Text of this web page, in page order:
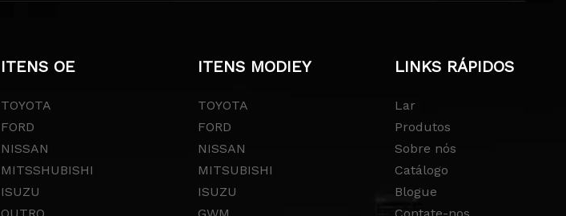
ITENS OE
TOYOTA
FORD
NISSAN
MITSSHUBISHI
ISUZU
ITENS MODIEY
TOYOTA
FORD
NISSAN
MITSUBISHI
ISUZU
LINKS RÁPIDOS
Lar
Produtos
Sobre nós
Catálogo
Blogue